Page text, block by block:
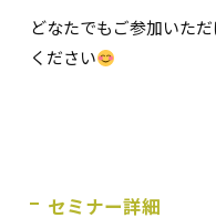
どなたでもご参加いた
ください
セミナー詳細